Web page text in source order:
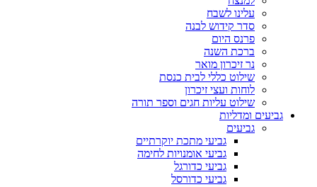
עלינו לשבח
סדר קידוש לבנה
פרנס היום
ברכת השנה
נר זיכרון מואר
שילוט כללי לבית כנסת
לוחות ועצי זיכרון
שילוט עליות חגים וספר תורה
גביעים ומדליות
גביעים
גביעי מתכת יוקרתיים
גביעי אומנויות לחימה
גביעי כדורגל
גביעי כדורסל